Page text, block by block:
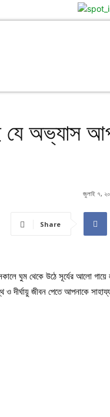
অভ্যাস
জুলাই ৭,
Share
ঘুম থেকে উঠে সূর্যের আলো গায়ে
ও দীর্ঘায়ু জীবন পেতে আপনাকে